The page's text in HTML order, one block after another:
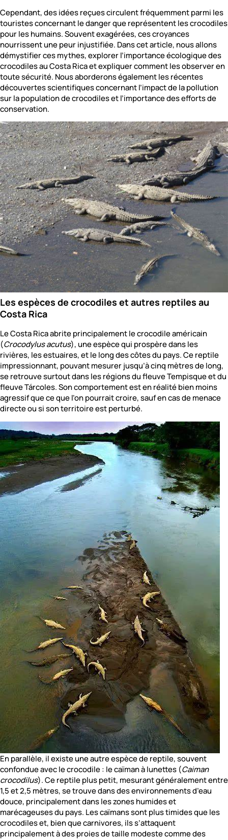
Cependant, des idées reçues circulent fréquemment parmi les
touristes concernant le danger que représentent les crocodiles
pour les humains. Souvent exagérées, ces croyances
nourrissent une peur injustifiée. Dans cet article, nous allons
démystifier ces mythes, explorer l’importance écologique des
crocodiles au Costa Rica et expliquer comment les observer en
toute sécurité. Nous aborderons également les récentes
découvertes scientifiques concernant l’impact de la pollution
sur la population de crocodiles et l’importance des efforts de
conservation.
Les espèces de crocodiles et autres reptiles au
Costa Rica
Le Costa Rica abrite principalement le crocodile américain
(Crocodylus acutus), une espèce qui prospère dans les
rivières, les estuaires, et le long des côtes du pays. Ce reptile
impressionnant, pouvant mesurer jusqu’à cinq mètres de long,
se retrouve surtout dans les régions du fleuve Tempisque et du
fleuve Tárcoles. Son comportement est en réalité bien moins
agressif que ce que l’on pourrait croire, sauf en cas de menace
directe ou si son territoire est perturbé.
En parallèle, il existe une autre espèce de reptile, souvent
confondue avec le crocodile : le caïman à lunettes (Caiman
crocodilus). Ce reptile plus petit, mesurant généralement entre
1,5 et 2,5 mètres, se trouve dans des environnements d’eau
douce, principalement dans les zones humides et
marécageuses du pays. Les caïmans sont plus timides que les
crocodiles et, bien que carnivores, ils s’attaquent
principalement à des proies de taille modeste comme des